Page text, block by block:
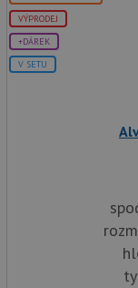
VÝPRODEJ
+DÁREK
V SETU